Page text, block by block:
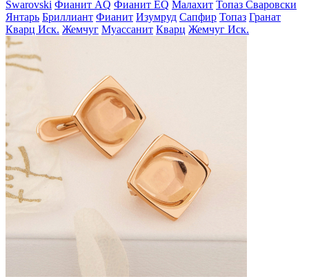
Swarovski Фианит AQ Фианит EQ Малахит Топаз Сваровски
Янтарь Бриллиант Фианит Изумруд Сапфир Топаз Гранат
Кварц Иск. Жемчуг Муассанит Кварц Жемчуг Иск.